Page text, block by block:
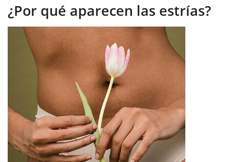
¿Por qué aparecen las estrías?